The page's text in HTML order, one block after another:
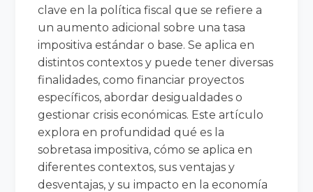
clave en la política fiscal que se refiere a
un aumento adicional sobre una tasa
impositiva estándar o base. Se aplica en
distintos contextos y puede tener diversas
finalidades, como financiar proyectos
específicos, abordar desigualdades o
gestionar crisis económicas. Este artículo
explora en profundidad qué es la
sobretasa impositiva, cómo se aplica en
diferentes contextos, sus ventajas y
desventajas, y su impacto en la economía